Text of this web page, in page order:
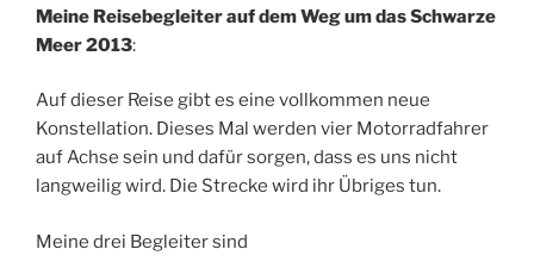
Meine Reisebegleiter auf dem Weg um das Schwarze
Meer 2013:
Auf dieser Reise gibt es eine vollkommen neue
Konstellation. Dieses Mal werden vier Motorradfahrer
auf Achse sein und dafür sorgen, dass es uns nicht
langweilig wird. Die Strecke wird ihr Übriges tun.
Meine drei Begleiter sind